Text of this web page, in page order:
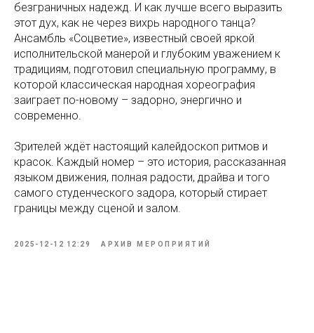
безграничных надежд. И как лучше всего выразить
этот дух, как не через вихрь народного танца?
Ансамбль «Соцветие», известный своей яркой
исполнительской манерой и глубоким уважением к
традициям, подготовил специальную программу, в
которой классическая народная хореография
заиграет по-новому – задорно, энергично и
современно.
Зрителей ждёт настоящий калейдоскоп ритмов и
красок. Каждый номер – это история, рассказанная
языком движения, полная радости, драйва и того
самого студенческого задора, который стирает
границы между сценой и залом.
2025-12-12 12:29 АРХИВ МЕРОПРИЯТИЙ